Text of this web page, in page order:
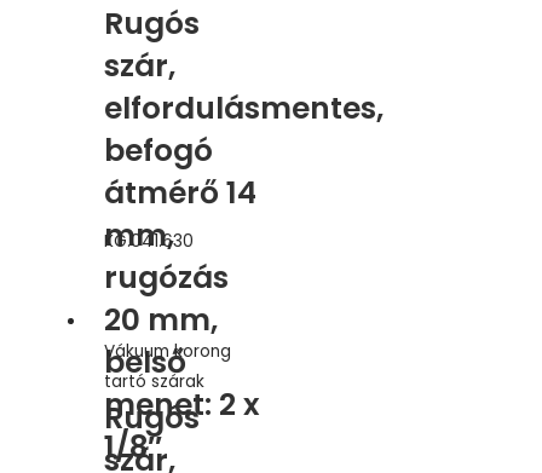
Rugós
szár,
elfordulásmentes,
befogó
átmérő 14
mm,
rugózás
20 mm,
belső
menet: 2 x
1/8″
KG.041.630
Vákuum korong
tartó szárak
Rugós
szár,